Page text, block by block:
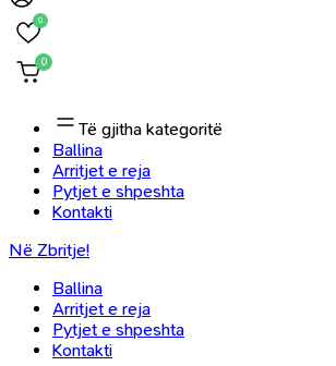
0
0
Të gjitha kategoritë
Ballina
Arritjet e reja
Pytjet e shpeshta
Kontakti
Në Zbritje!
Ballina
Arritjet e reja
Pytjet e shpeshta
Kontakti